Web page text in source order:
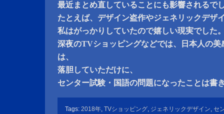
最近まとめ直していることにも影響されるで
たとえば、デザイン盗作やジェネリックデザ
私はがっかりしていたので嬉しい現実でした
深夜のTVショッピングなどでは、日本人の
は、
落胆していただけに、
センター試験・国語の問題になったことは書
Tags: 2018年, TVショッピング, ジェネリックデザイン, セ